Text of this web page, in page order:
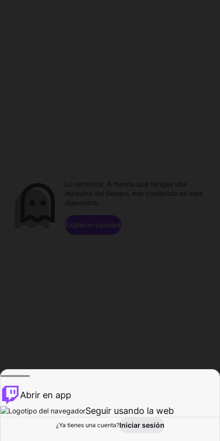
Explorar Actividad
Lo sentimos. A menos que tengas una
máquina del tiempo, ese contenido no está
disponible.
Explorar canales
Abrir en app
Seguir usando la web
¿Ya tienes una cuenta?Iniciar sesión